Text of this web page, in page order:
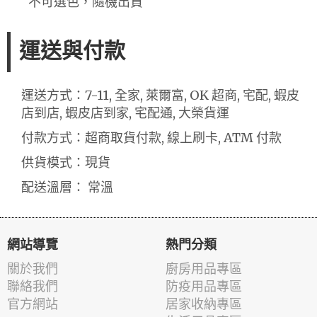
運送與付款
運送方式：7-11, 全家, 萊爾富, OK 超商, 宅配, 蝦皮
店到店, 蝦皮店到家, 宅配通, 大榮貨運
付款方式：超商取貨付款, 線上刷卡, ATM 付款
供貨模式：現貨
配送溫層： 常溫
網站導覽
關於我們
聯絡我們
官方網站
熱門分類
廚房用品專區
防疫用品專區
居家收納專區